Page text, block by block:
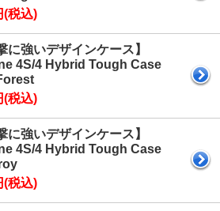
(税込)
に強いデザインケース】
4S/4 Hybrid Tough Case
(税込)
に強いデザインケース】
4S/4 Hybrid Tough Case
(税込)